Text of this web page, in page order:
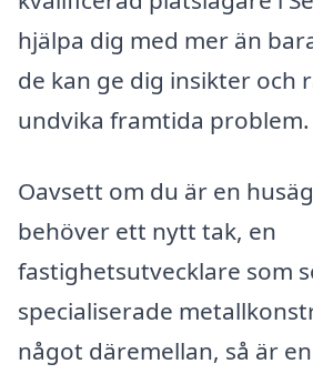
hjälpa dig med mer än
de kan ge dig insikter och
undvika framtida problem.
Oavsett om du är en
behöver ett nytt tak, en
fastighetsutvecklare som
specialiserade
något däremellan, så är